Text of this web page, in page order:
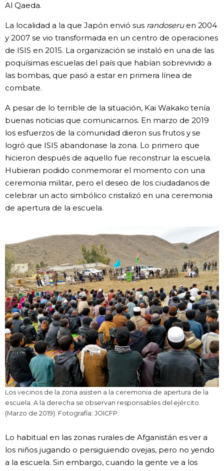
Al Qaeda.
La localidad a la que Japón envió sus randoseruen 2004
y 2007 se vio transformada en un centro de operaciones
de ISIS en 2015. La organización se instaló en una de las
poquísimas escuelas del país que habían sobrevivido a
las bombas, que pasó a estar en primera línea de
combate.
A pesar de lo terrible de la situación, Kai Wakako tenía
buenas noticias que comunicarnos. En marzo de 2019
los esfuerzos de la comunidad dieron sus frutos y se
logró que ISIS abandonase la zona. Lo primero que
hicieron después de aquello fue reconstruir la escuela.
Hubieran podido conmemorar el momento con una
ceremonia militar, pero el deseo de los ciudadanos de
celebrar un acto simbólico cristalizó en una ceremonia
de apertura de la escuela.
Los vecinos de la zona asisten a la ceremonia de apertura de la
escuela. A la derecha se observan responsables del ejército.
(Marzo de 2019). Fotografía: JOICFP.
Lo habitual en las zonas rurales de Afganistán es ver a
los niños jugando o persiguiendo ovejas, pero no yendo
a la escuela. Sin embargo, cuando la gente ve a los